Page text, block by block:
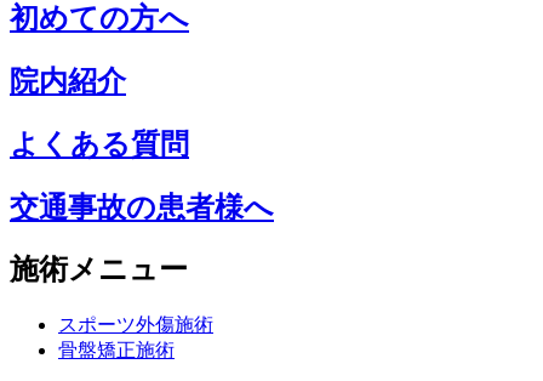
初めての方へ
院内紹介
よくある質問
交通事故の患者様へ
施術メニュー
スポーツ外傷施術
骨盤矯正施術